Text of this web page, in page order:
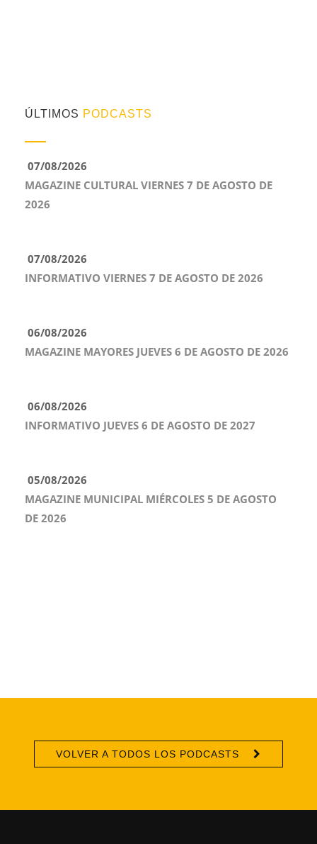
ÚLTIMOS PODCASTS
07/08/2026
MAGAZINE CULTURAL VIERNES 7 DE AGOSTO DE
2026
07/08/2026
INFORMATIVO VIERNES 7 DE AGOSTO DE 2026
06/08/2026
MAGAZINE MAYORES JUEVES 6 DE AGOSTO DE 2026
06/08/2026
INFORMATIVO JUEVES 6 DE AGOSTO DE 2027
05/08/2026
MAGAZINE MUNICIPAL MIÉRCOLES 5 DE AGOSTO
DE 2026
VOLVER A TODOS LOS PODCASTS